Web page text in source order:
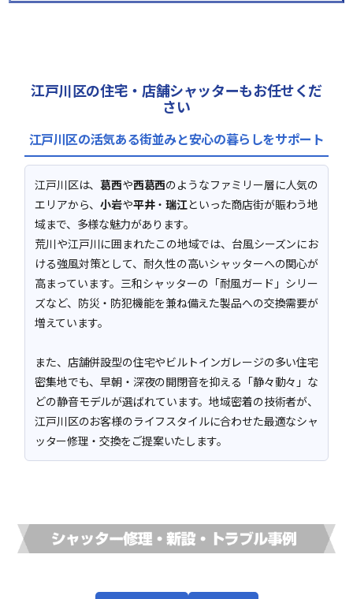
江戸川区の住宅・店舗シャッターもお任せくだ
さい
江戸川区の活気ある街並みと安心の暮らしをサポート
江戸川区は、葛西や西葛西のようなファミリー層に人気の
エリアから、小岩や平井・瑞江といった商店街が賑わう地
域まで、多様な魅力があります。
荒川や江戸川に囲まれたこの地域では、台風シーズンにお
ける強風対策として、耐久性の高いシャッターへの関心が
高まっています。三和シャッターの「耐風ガード」シリー
ズなど、防災・防犯機能を兼ね備えた製品への交換需要が
増えています。
また、店舗併設型の住宅やビルトインガレージの多い住宅
密集地でも、早朝・深夜の開閉音を抑える「静々動々」な
どの静音モデルが選ばれています。地域密着の技術者が、
江戸川区のお客様のライフスタイルに合わせた最適なシャ
ッター修理・交換をご提案いたします。